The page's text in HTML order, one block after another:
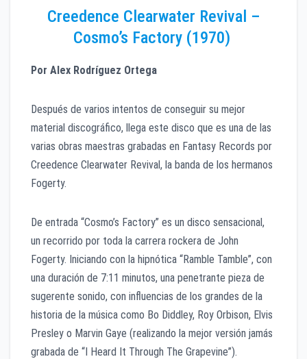
Creedence Clearwater Revival –
Cosmo’s Factory (1970)
Por Alex Rodríguez Ortega
Después de varios intentos de conseguir su mejor
material discográfico, llega este disco que es una de las
varias obras maestras grabadas en Fantasy Records por
Creedence Clearwater Revival, la banda de los hermanos
Fogerty.
De entrada “Cosmo’s Factory” es un disco sensacional,
un recorrido por toda la carrera rockera de John
Fogerty. Iniciando con la hipnótica “Ramble Tamble”, con
una duración de 7:11 minutos, una penetrante pieza de
sugerente sonido, con influencias de los grandes de la
historia de la música como Bo Diddley, Roy Orbison, Elvis
Presley o Marvin Gaye (realizando la mejor versión jamás
grabada de “I Heard It Through The Grapevine”).